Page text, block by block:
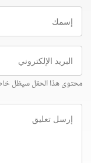
إسمك
البريد
الإلكتروني
محتوى هذا الحقل سيظل
إرسل
تعليق